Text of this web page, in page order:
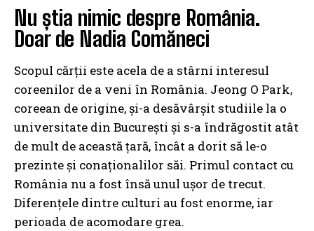
Nu știa nimic despre România.
Doar de Nadia Comăneci
Scopul cărţii este acela de a stârni interesul
coreenilor de a veni în România. Jeong O Park,
coreean de origine, şi-a desăvârşit studiile la o
universitate din Bucureşti şi s-a îndrăgostit atât
de mult de această ţară, încât a dorit să le-o
prezinte şi conaționalilor săi. Primul contact cu
România nu a fost însă unul uşor de trecut.
Diferenţele dintre culturi au fost enorme, iar
perioada de acomodare grea.